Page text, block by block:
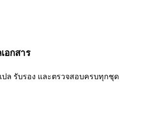
อกสาร
ปล รับรอง และตรวจสอบครบทุกชุด